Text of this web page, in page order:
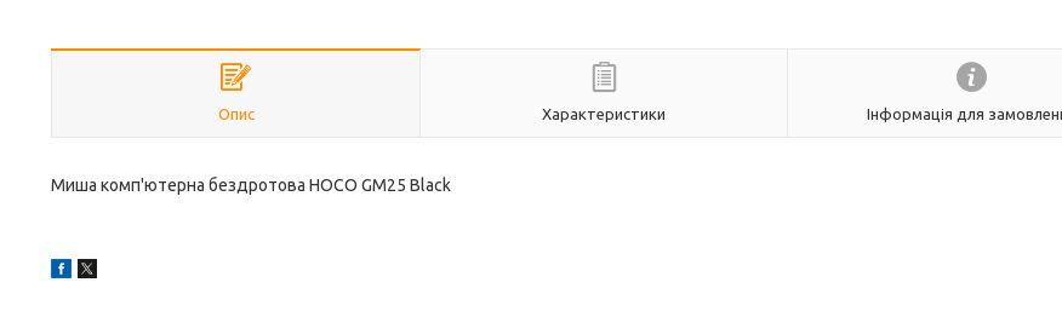
Опис Характеристики Інформація для
Миша комп'ютерна бездротова HOCO GM25 Black